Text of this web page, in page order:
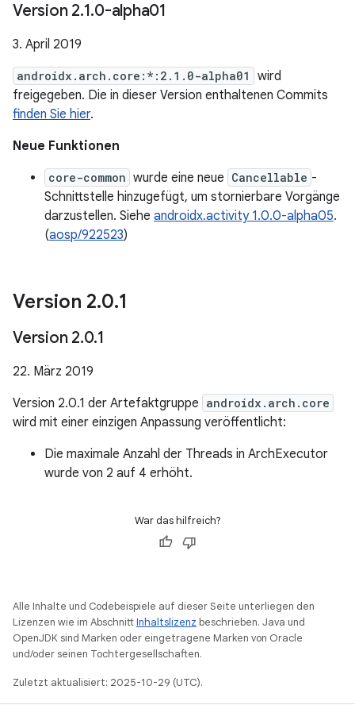
Version 2.1.0-alpha01
3. April 2019
androidx.arch.core:*:2.1.0-alpha01
wird
freigegeben. Die in dieser Version enthaltenen Commits
finden Sie hier.
Neue Funktionen
core-common wurde eine neue Cancellable -
Schnittstelle hinzugefügt, um stornierbare Vorgänge
darzustellen. Siehe androidx.activity 1.0.0-alpha05.
(aosp/922523)
Version 2.0.1
Version 2.0.1
22. März 2019
Version 2.0.1 der Artefaktgruppe androidx.arch.core
wird mit einer einzigen Anpassung veröffentlicht:
Die maximale Anzahl der Threads in ArchExecutor
wurde von 2 auf 4 erhöht.
War das hilfreich?
Alle Inhalte und Codebeispiele auf dieser Seite unterliegen den
Lizenzen wie im AbschnittInhaltslizenz beschrieben. Java und
OpenJDK sind Marken oder eingetragene Marken von Oracle
und/oder seinen Tochtergesellschaften.
Zuletzt aktualisiert: 2025-10-29 (UTC).